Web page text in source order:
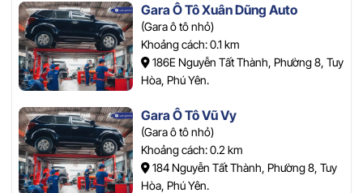
Gara Ô Tô Xuân Dũng Auto
(Gara ô tô nhỏ)
Khoảng cách: 0.1 km
186E Nguyễn Tất Thành, Phường 8, Tuy
Hòa, Phú Yên.
Gara Ô Tô Vũ Vy
(Gara ô tô nhỏ)
Khoảng cách: 0.2 km
184 Nguyễn Tất Thành, Phường 8, Tuy
Hòa, Phú Yên.